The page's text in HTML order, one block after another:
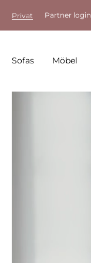
Privat Partner login
Sofas Möbel